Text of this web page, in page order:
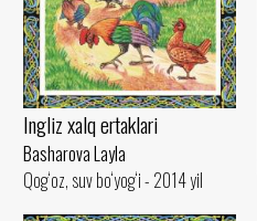
Ingliz xalq ertaklari
Basharova Layla
Qog‘oz, suv bo‘yog‘i - 2014 yil